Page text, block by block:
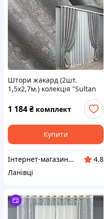
Штори жакард (2шт.
1,5х2,7м.) колекція "Sultan
YL" Туреччина. Колір сірий.
Код 1212ш 33-0037
1 184₴ комплект
Купити
Інтернет-магазин "VR-Textil"
4.8
Ланівці